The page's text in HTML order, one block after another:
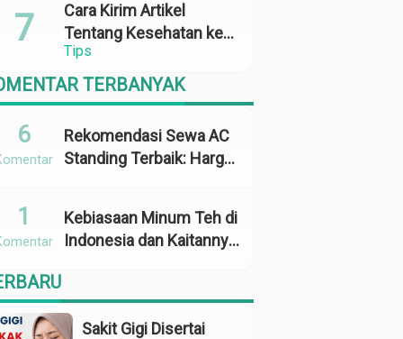
Tips
Cara Kirim Artikel
Tentang Kesehatan ke
Media Online: 100%
TerbitTERBANYAK
Rekomendasi Sewa AC
Standing Terbaik: Harga,
6
Kebiasaan Minum Teh di
Indonesia dan Kaitannya
Anemia
1
Sakit Gigi Disertai